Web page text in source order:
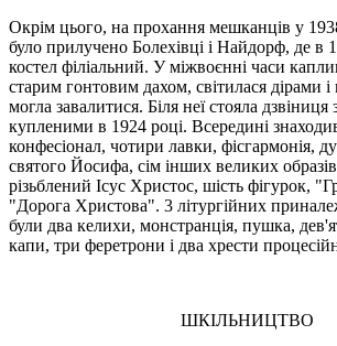
Окрім цього, на прохання мешканців у
було прилучено Болеxівці і Найдорф, де в
костел філіальний. У міжвоєнні часи
старим гонтовим дахом, світилася дірами і
могла завалитися. Біля неї стояла
купленими в 1924 році. Всередині
конфесіонал, чотири лавки, фісгармонія,
святого Йосифа, сім інших великих
різьблений Iсyс Христос, шість фігурок,
"Дорога Христова". 3 літургійних
були два келихи, монстранція, пушка,
капи, три феретрони і два хрести
ШКІЛЬНИЦТВО